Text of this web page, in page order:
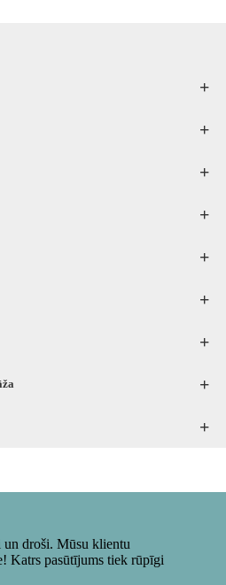
+
+
+
+
+
+
+
+
+
droši. Mūsu klientu
Katrs pasūtījums tiek rūpīgi